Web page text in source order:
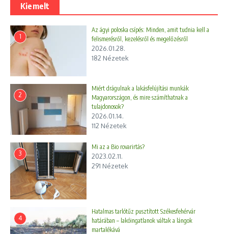
Kiemelt
1
Az ágyi poloska csípés: Minden, amit tudnia kell a
felismerésről, kezelésről és megelőzésről
2026.01.28.
182 Nézetek
2
Miért drágulnak a lakásfelújítási munkák
Magyarországon, és mire számíthatnak a
tulajdonosok?
2026.01.14.
112 Nézetek
3
Mi az a Bio rovarirtás?
2023.02.11.
291 Nézetek
4
Hatalmas tarlótűz pusztított Székesfehérvár
határában – lakóingatlanok váltak a lángok
martalékává